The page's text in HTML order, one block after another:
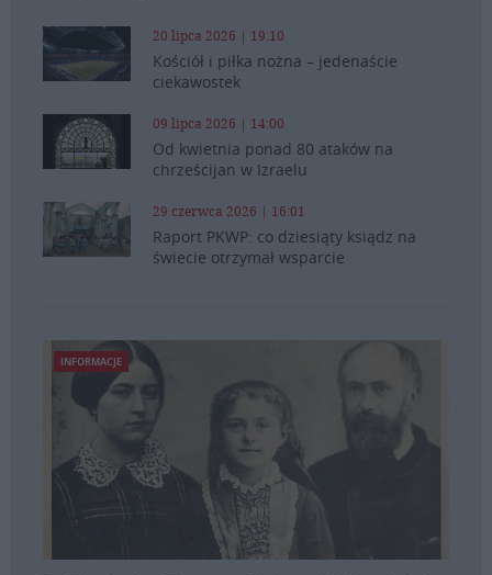
20 lipca 2026 | 19:10
Kościół i piłka nożna – jedenaście
ciekawostek
09 lipca 2026 | 14:00
Od kwietnia ponad 80 ataków na
chrześcijan w Izraelu
29 czerwca 2026 | 16:01
Raport PKWP: co dziesiąty ksiądz na
świecie otrzymał wsparcie
INFORMACJE